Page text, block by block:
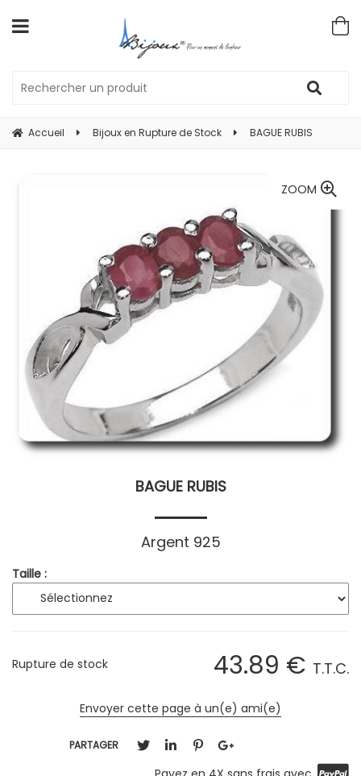
Accueil Bijoux en Rupture de Stock BAGUE RUBIS
ZOOM
BAGUE RUBIS
Argent 925
Taille :
43.89 € T.T.C.
Rupture de stock
Envoyer cette page à un(e) ami(e)
PARTAGER